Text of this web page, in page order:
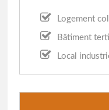
Logement
Bâtiment
Local